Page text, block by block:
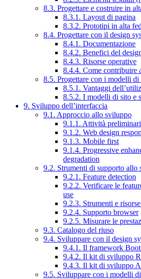
8.3. Progettare e costruire in
8.3.1. Layout di pagina
8.3.2. Prototipi in alta
8.4. Progettare con il design
8.4.1. Documentazione
8.4.2. Benefici del
8.4.3. Risorse operative
8.4.4. Come contribuire
8.5. Progettare con i modelli di
8.5.1. Vantaggi
8.5.2. I modelli di sito e
9. Sviluppo dell’interfaccia
9.1. Approccio allo sviluppo
9.1.1. Attività preliminari
9.1.2. Web design
9.1.3. Mobile first
9.1.4. Progressive
degradation
9.2. Strumenti di supporto allo
9.2.1. Feature detection
9.2.2. Verificare le
use
9.2.3. Strumenti e
9.2.4. Supporto browser
9.2.5. Misurare le
9.3. Catalogo del riuso
9.4. Sviluppare con il design
9.4.1. Il framework
9.4.2. Il kit di sviluppo
9.4.3. Il kit di sviluppo
9.5. Sviluppare con i modelli